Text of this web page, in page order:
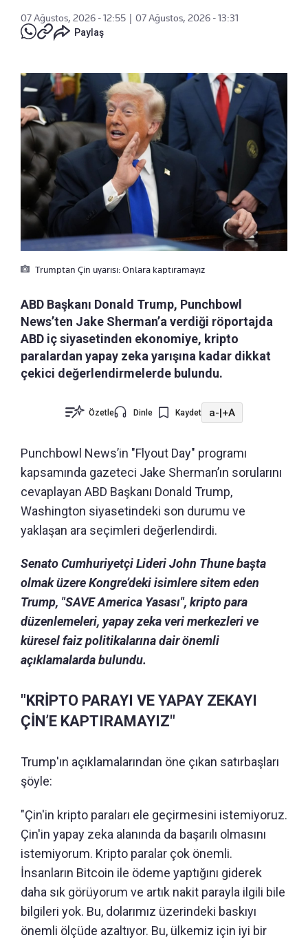
07 Ağustos, 2026 - 12:55
07 Ağustos, 2026 - 13:31
Paylaş
Trumptan Çin uyarısı: Onlara kaptıramayız
ABD Başkanı Donald Trump, Punchbowl
News’ten Jake Sherman’a verdiği röportajda
ABD iç siyasetinden ekonomiye, kripto
paralardan yapay zeka yarışına kadar dikkat
çekici değerlendirmelerde bulundu.
Özetle Dinle Kaydet a-|+A
Punchbowl News’in "Flyout Day" programı
kapsamında gazeteci Jake Sherman’ın sorularını
cevaplayan ABD Başkanı Donald Trump,
Washington siyasetindeki son durumu ve
yaklaşan ara seçimleri değerlendirdi.
Senato Cumhuriyetçi Lideri John Thune başta
olmak üzere Kongre’deki isimlere sitem eden
Trump, "SAVE America Yasası", kripto para
düzenlemeleri, yapay zeka veri merkezleri ve
küresel faiz politikalarına dair önemli
açıklamalarda bulundu.
"KRİPTO PARAYI VE YAPAY ZEKAYI
ÇİN’E KAPTIRAMAYIZ"
Trump'ın açıklamalarından öne çıkan satırbaşları
şöyle:
"Çin'in kripto paraları ele geçirmesini istemiyoruz.
Çin'in yapay zeka alanında da başarılı olmasını
istemiyorum. Kripto paralar çok önemli.
İnsanların Bitcoin ile ödeme yaptığını giderek
daha sık görüyorum ve artık nakit parayla ilgili bile
bilgileri yok. Bu, dolarımız üzerindeki baskıyı
önemli ölçüde azaltıyor. Bu, ülkemiz için iyi bir